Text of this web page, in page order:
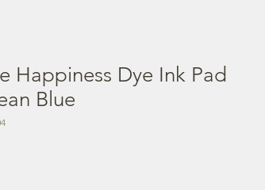
Happiness Dye Ink Pad
Blue